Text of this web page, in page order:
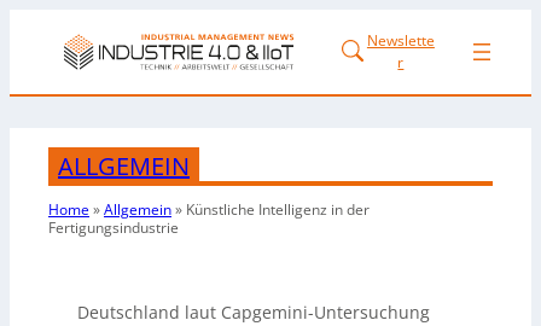
Newslette
r
ALLGEMEIN
Home»Allgemein» Künstliche Intelligenz in der
Fertigungsindustrie
Deutschland laut Capgemini-Untersuchung